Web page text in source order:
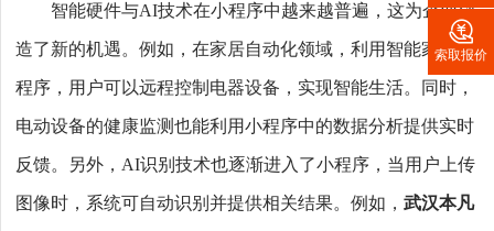
智能硬件与AI技术在小程序中越来越普遍，这为企业创
造了新的机遇。例如，在家居自动化领域，利用智能家居小
程序，用户可以远程控制电器设备，实现智能生活。同时，
电动设备的健康监测也能利用小程序中的数据分析提供实时
反馈。另外，AI识别技术也逐渐进入了小程序，当用户上传
图像时，系统可自动识别并提供相关结果。例如，武汉本凡

索取报价